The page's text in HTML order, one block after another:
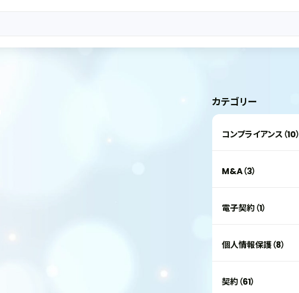
カテゴリー
コンプライアンス（10）
M&A（3）
電子契約（1）
個人情報保護（8）
契約（61）